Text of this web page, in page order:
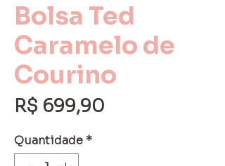
Bolsa Ted
Caramelo de
Courino
R$ 699,90
Quantidade*